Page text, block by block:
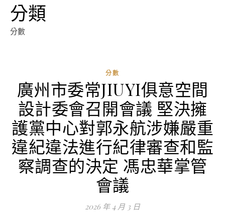
分類
分數
分數
廣州市委常JIUYI俱意空間
設計委會召開會議 堅決擁
護黨中心對郭永航涉嫌嚴重
違紀違法進行紀律審查和監
察調查的決定 馮忠華掌管
會議
2026 年 4 月 3 日